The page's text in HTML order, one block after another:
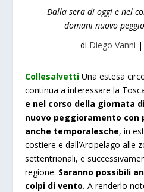
Dalla sera di oggi e nel
domani nuovo
di Diego Vanni |
CollesalvettiUna estesa
continua a interessare la
e nel corso della giornata
nuovo peggioramento con
anche temporalesche, in
costiere e dall’Arcipelago alle
settentrionali, e
regione. Saranno possibili
colpi di vento.A renderlo